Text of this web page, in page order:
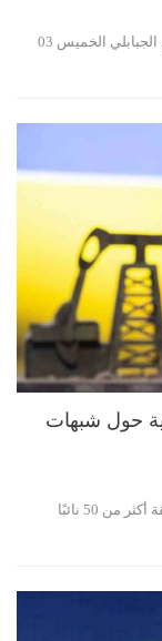
أكد الناطق الرسمي باسم الحرس الوطني حسام الدين الجبابلي الخميس 03
حول شبهات
تقدم النائب عن جهة عقارب شكري البحري، اليوم، برفقة أكثر من 50 نائبًا